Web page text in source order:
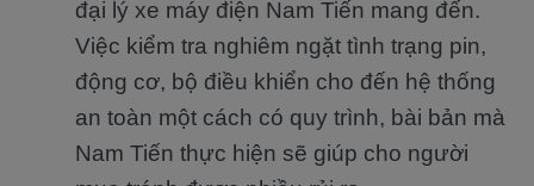
đại lý xe máy điện Nam Tiến mang đến.
Việc kiểm tra nghiêm ngặt tình trạng pin,
động cơ, bộ điều khiển cho đến hệ thống
an toàn một cách có quy trình, bài bản mà
Nam Tiến thực hiện sẽ giúp cho người